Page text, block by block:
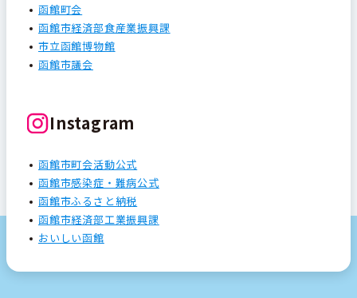
函館町会
函館市経済部食産業振興課
市立函館博物館
函館市議会
Instagram
函館市町会活動公式
函館市感染症・難病公式
函館市ふるさと納税
函館市経済部工業振興課
おいしい函館